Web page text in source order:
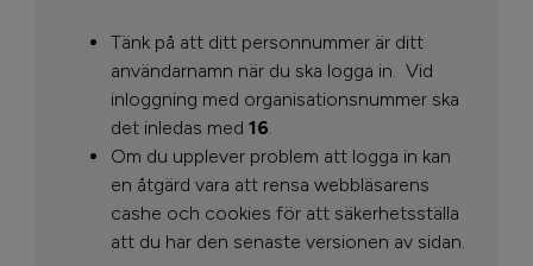
Tänk på att ditt personnummer är ditt
användarnamn när du ska logga in. Vid
inloggning med organisationsnummer ska
det inledas med 16.
Om du upplever problem att logga in kan
en åtgärd vara att rensa webbläsarens
cashe och cookies för att säkerhetsställa
att du har den senaste versionen av sidan.